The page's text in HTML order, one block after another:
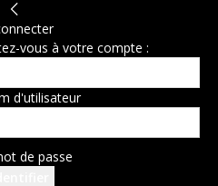
vous à votre compte :
d'utilisateur
de passe